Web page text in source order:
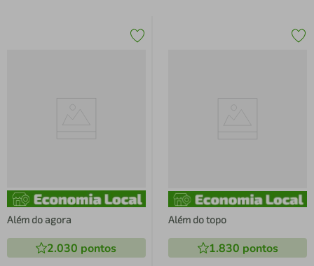
Além do agora
2.030 pontos
Além do topo
1.830 pontos